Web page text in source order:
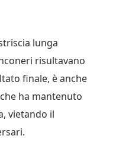
lunga
risultavano
finale, è anche
che ha mantenuto
vietando il